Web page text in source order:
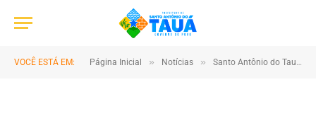
VOCÊ ESTÁ EM: Página Inicial » Notícias » Santo Antônio do Tauá é um dos grandes destaques do Pavilhão Pará – Municípios durante a COP30